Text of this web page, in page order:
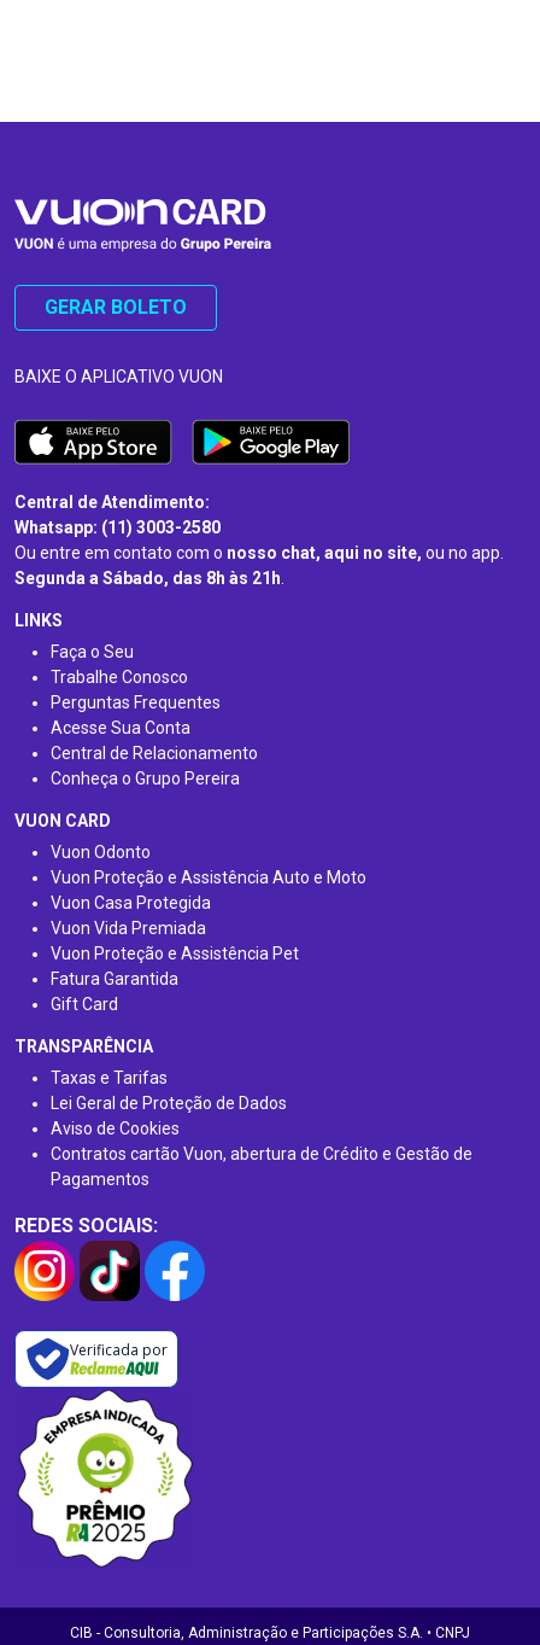
GERAR BOLETO
BAIXE O APLICATIVO VUON
Central de Atendimento:
Whatsapp: (11) 3003-2580
Ou entre em contato com o nosso chat, aqui no site, ou no app.
Segunda a Sábado, das 8h às 21h.
LINKS
Faça o Seu
Trabalhe Conosco
Perguntas Frequentes
Acesse Sua Conta
Central de Relacionamento
Conheça o Grupo Pereira
VUON CARD
Vuon Odonto
Vuon Proteção e Assistência Auto e Moto
Vuon Casa Protegida
Vuon Vida Premiada
Vuon Proteção e Assistência Pet
Fatura Garantida
Gift Card
TRANSPARÊNCIA
Taxas e Tarifas
Lei Geral de Proteção de Dados
Aviso de Cookies
Contratos cartão Vuon, abertura de Crédito e Gestão de
Pagamentos
REDES SOCIAIS:
Verificada por
CIB - Consultoria, Administração e Participações S.A. • CNPJ